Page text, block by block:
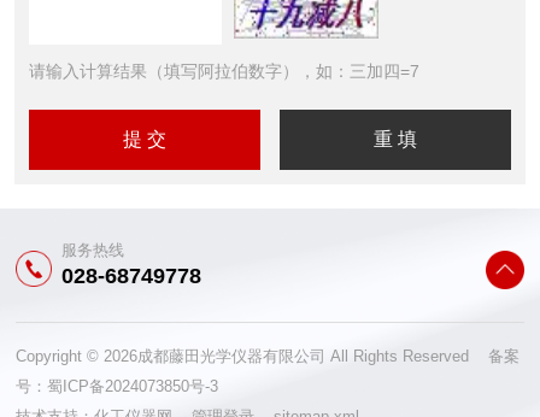
请输入计算结果（填写阿拉伯数字），如：三加四=7
服务热线
028-68749778
Copyright © 2026成都藤田光学仪器有限公司 All Rights Reserved 备案
号：蜀ICP备2024073850号-3